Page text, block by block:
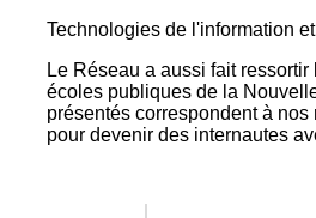
Technologies de l'information
Le Réseau a aussi fait
écoles publiques de la
présentés correspondent à
pour devenir des internautes